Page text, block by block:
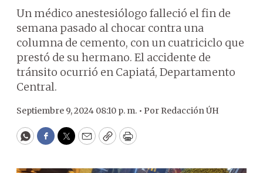
Un médico anestesiólogo falleció el fin de
semana pasado al chocar contra una
columna de cemento, con un cuatriciclo que
prestó de su hermano. El accidente de
tránsito ocurrió en Capiatá, Departamento
Central.
Septiembre 9, 2024 08:10 p. m. • Por Redacción ÚH
WhatsApp
Facebook
Twitter
EmailCopyPrint